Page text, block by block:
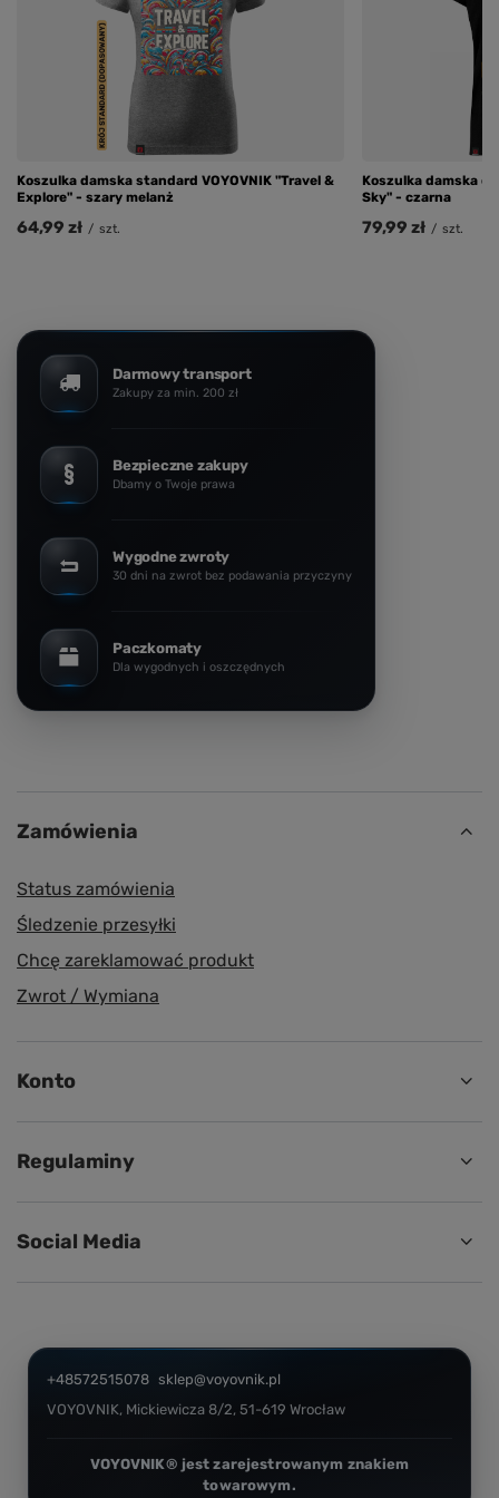
Koszulka damska standard VOYOVNIK "Travel &
Explore" - szary melanż
64,99 zł / szt.
Koszulka damska
Sky" - czarna
79,99 zł / szt.
Darmowy transport
Zakupy za min. 200 zł
Bezpieczne zakupy
Dbamy o Twoje prawa
Wygodne zwroty
30 dni na zwrot bez podawania przyczyny
Paczkomaty
Dla wygodnych i oszczędnych
Zamówienia
Status zamówienia
Śledzenie przesyłki
Chcę zareklamować produkt
Zwrot / Wymiana
Konto
Regulaminy
Social Media
+48572515078 sklep@voyovnik.pl
VOYOVNIK, Mickiewicza 8/2, 51-619 Wrocław